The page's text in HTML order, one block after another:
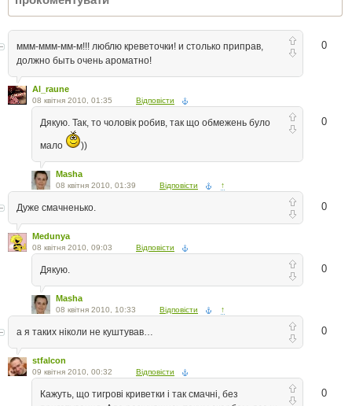
0
ммм-ммм-мм-м!!! люблю креветочки! и столько приправ,
должно быть очень ароматно!
Al_raune
08 квітня 2010, 01:35 Відповісти
0
Дякую. Так, то чоловік робив, так що обмежень було
мало ))
Masha
08 квітня 2010, 01:39 Відповісти ↑
0
Дуже смачненько.
Medunya
08 квітня 2010, 09:03 Відповісти
0
Дякую.
Masha
08 квітня 2010, 10:33 Відповісти ↑
0
а я таких ніколи не куштував…
stfalcon
09 квітня 2010, 00:32 Відповісти
0
Кажуть, що тигрові криветки і так смачні, без